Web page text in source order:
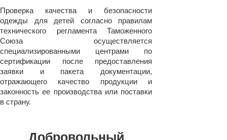
Проверка качества и безопасности
одежды для детей согласно правилам
технического регламента Таможенного
Союза осуществляется
специализированными центрами по
сертификации после предоставления
заявки и пакета документации,
отражающего качество продукции и
законность ее производства или поставки
в страну.
Добровольный